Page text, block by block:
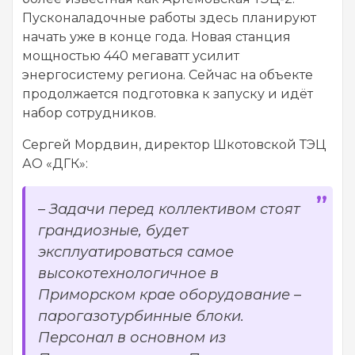
Пусконаладочные работы здесь планируют
начать уже в конце года. Новая станция
мощностью 440 мегаватт усилит
энергосистему региона. Сейчас на объекте
продолжается подготовка к запуску и идёт
набор сотрудников.
Сергей Мордвин, директор Шкотовской ТЭЦ
АО «ДГК»:
– Задачи перед коллективом стоят
грандиозные, будет
эксплуатироваться самое
высокотехнологичное в
Приморском крае оборудование –
парогазотурбинные блоки.
Персонал в основном из